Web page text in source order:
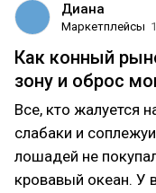
Диана
Маркетплейсы
Как конный
зону и оброс
Все, кто жалуется
слабаки и
лошадей не
кровавый океан. У